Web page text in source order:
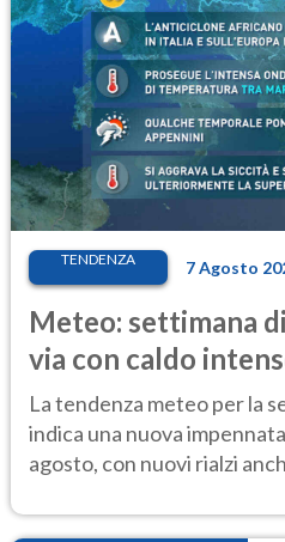
TENDENZA 7 Agosto
Meteo: settimana
via con caldo
temporale
La tendenza meteo per la
indica una nuova
agosto, con nuovi rialzi